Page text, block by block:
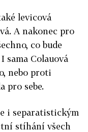
levicová
A nakonec pro
co bude
sama Colauová
nebo proti
pro sebe.
i separatistickým
stíhání všech